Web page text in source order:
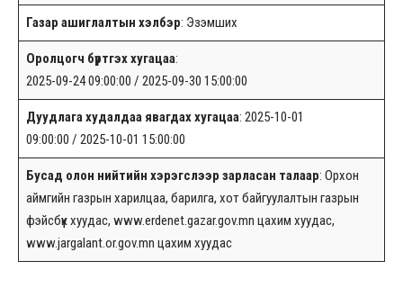
Газар ашиглалтын хэлбэр: Эзэмших
Оролцогч бүртгэх хугацаа:
2025-09-24 09:00:00 / 2025-09-30 15:00:00
Дуудлага худалдаа явагдах хугацаа: 2025-10-01
09:00:00 / 2025-10-01 15:00:00
Бусад олон нийтийн хэрэгслээр зарласан талаар: Орхон
аймгийн газрын харилцаа, барилга, хот байгуулалтын газрын
фэйсбүүк хуудас, www.erdenet.gazar.gov.mn цахим хуудас,
www.jargalant.or.gov.mn цахим хуудас